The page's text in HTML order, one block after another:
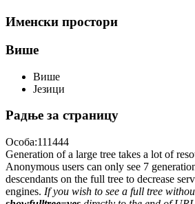
Именски простори
Више
Више
Језици
Радње за страницу
Особа:111444
Generation of a large tree takes a lot of
Anonymous users can only see 7
descendants on the full tree to decrease
engines. If you wish to see a full tree